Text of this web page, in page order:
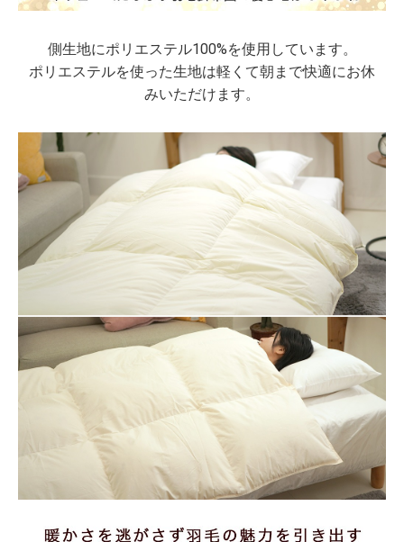
側生地にポリエステル100%を使用しています。
ポリエステルを使った生地は軽くて朝まで快適にお休
みいただけます。